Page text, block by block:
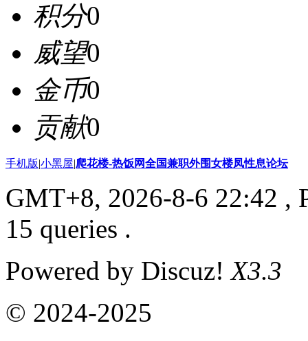
积分0
威望0
金币0
贡献0
手机版|小黑屋|爬花楼-热饭网全国兼职外围女楼凤性息论坛
GMT+8, 2026-8-6 22:42 ,
15 queries .
Powered by Discuz!X3.3
© 2024-2025